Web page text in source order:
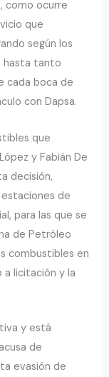
como ocurre
que
según los
hasta tanto
cada boca de
con Dapsa.
que
y Fabián De
decisión,
de
para las que se
de Petróleo
combustibles en
a licitación y la
y está
de
evasión de